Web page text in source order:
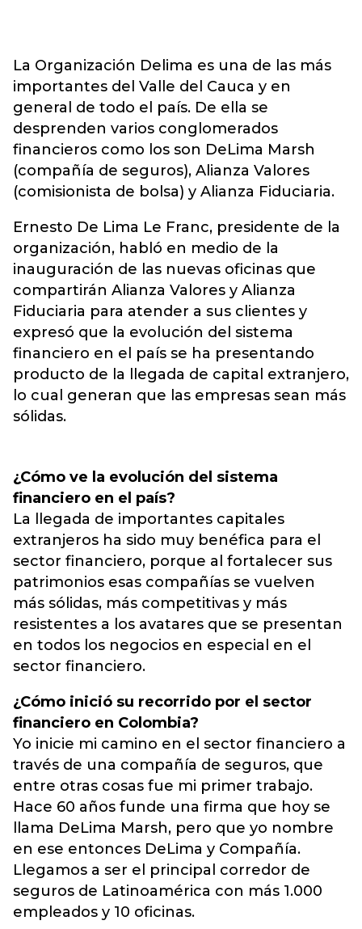
La Organización Delima es una de las más
importantes del Valle del Cauca y en
general de todo el país. De ella se
desprenden varios conglomerados
financieros como los son DeLima Marsh
(compañía de seguros), Alianza Valores
(comisionista de bolsa) y Alianza Fiduciaria.
Ernesto De Lima Le Franc, presidente de la
organización, habló en medio de la
inauguración de las nuevas oficinas que
compartirán Alianza Valores y Alianza
Fiduciaria para atender a sus clientes y
expresó que la evolución del sistema
financiero en el país se ha presentando
producto de la llegada de capital extranjero,
lo cual generan que las empresas sean más
sólidas.
¿Cómo ve la evolución del sistema
financiero en el país?
La llegada de importantes capitales
extranjeros ha sido muy benéfica para el
sector financiero, porque al fortalecer sus
patrimonios esas compañías se vuelven
más sólidas, más competitivas y más
resistentes a los avatares que se presentan
en todos los negocios en especial en el
sector financiero.
¿Cómo inició su recorrido por el sector
financiero en Colombia?
Yo inicie mi camino en el sector financiero a
través de una compañía de seguros, que
entre otras cosas fue mi primer trabajo.
Hace 60 años funde una firma que hoy se
llama DeLima Marsh, pero que yo nombre
en ese entonces DeLima y Compañía.
Llegamos a ser el principal corredor de
seguros de Latinoamérica con más 1.000
empleados y 10 oficinas.